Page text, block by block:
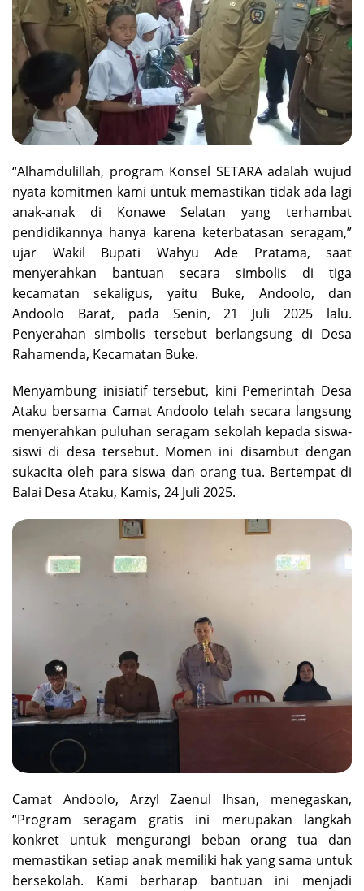
“Alhamdulillah, program Konsel SETARA adalah wujud
nyata komitmen kami untuk memastikan tidak ada lagi
anak-anak di Konawe Selatan yang terhambat
pendidikannya hanya karena keterbatasan seragam,”
ujar Wakil Bupati Wahyu Ade Pratama, saat
menyerahkan bantuan secara simbolis di tiga
kecamatan sekaligus, yaitu Buke, Andoolo, dan
Andoolo Barat, pada Senin, 21 Juli 2025 lalu.
Penyerahan simbolis tersebut berlangsung di Desa
Rahamenda, Kecamatan Buke.
Menyambung inisiatif tersebut, kini Pemerintah Desa
Ataku bersama Camat Andoolo telah secara langsung
menyerahkan puluhan seragam sekolah kepada siswa-
siswi di desa tersebut. Momen ini disambut dengan
sukacita oleh para siswa dan orang tua. Bertempat di
Balai Desa Ataku, Kamis, 24 Juli 2025.
Camat Andoolo, Arzyl Zaenul Ihsan, menegaskan,
“Program seragam gratis ini merupakan langkah
konkret untuk mengurangi beban orang tua dan
memastikan setiap anak memiliki hak yang sama untuk
bersekolah. Kami berharap bantuan ini menjadi